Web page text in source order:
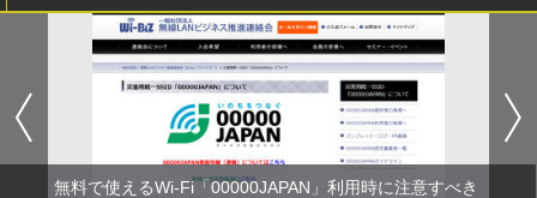
無料で使えるWi-Fi「00000JAPAN」利用時に注意すべき